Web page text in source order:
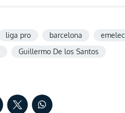
liga pro barcelona
emelec
Guillermo De los Santos